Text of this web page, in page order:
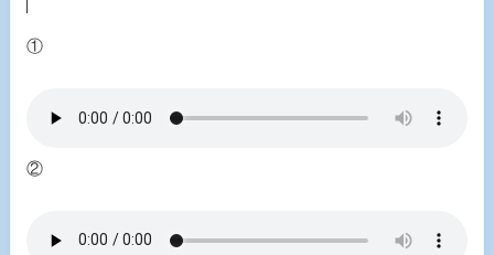
①
②